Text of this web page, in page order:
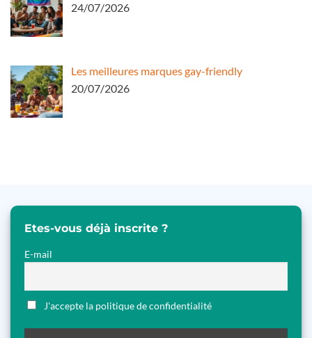
24/07/2026
Les meilleures marques gay-friendly
20/07/2026
Etes-vous déjà inscrite ?
E-mail
J'accepte la politique de confidentialité